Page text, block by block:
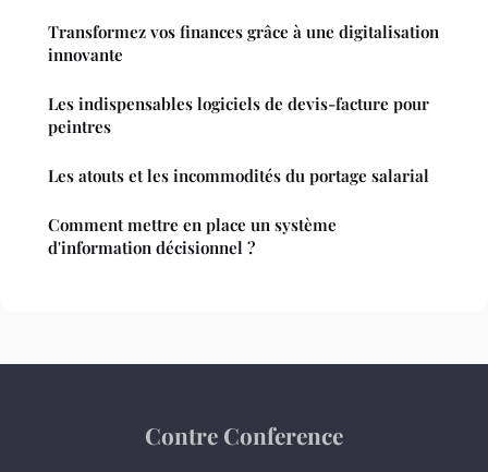
Transformez vos finances grâce à une digitalisation
innovante
Les indispensables logiciels de devis-facture pour
peintres
Les atouts et les incommodités du portage salarial
Comment mettre en place un système
d'information décisionnel ?
Contre Conference